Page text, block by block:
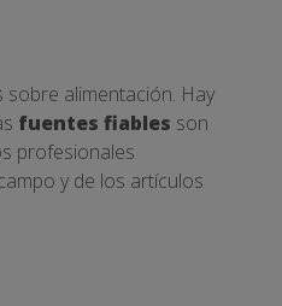
sobre alimentación. Hay
fuentes fiables son
profesionales
y de los artículos